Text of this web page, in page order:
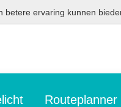
betere ervaring kunnen
Routeplanner